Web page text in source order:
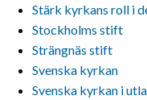
Stärk kyrkans roll i
Stockholms stift
Strängnäs stift
Svenska kyrkan
Svenska kyrkan i